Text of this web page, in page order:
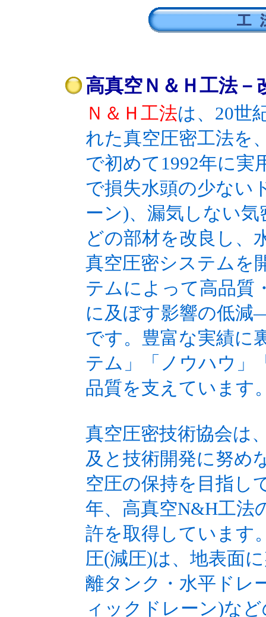
高真空Ｎ＆Ｈ工法－
Ｎ＆Ｈ工法は、20世
れた真空圧密工法を
で初めて1992年に実
で損失水頭の少ない
ーン)、漏気しない
どの部材を改良し、
真空圧密システムを
テムによって高品質
に及ぼす影響の低減
です。豊富な実績に
テム」「ノウハウ」
品質を支えています
真空圧密技術協会は
及と技術開発に努め
空圧の保持を目指し
年、高真空N&H工法
許を取得しています
圧(減圧)は、地表面
離タンク・水平ドレ
ィックドレーン)な